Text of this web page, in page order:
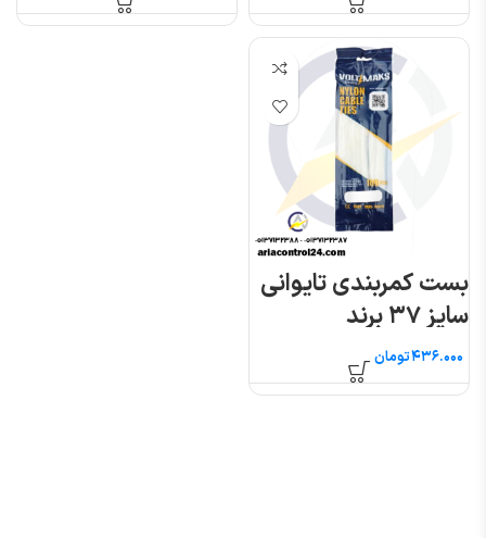
بست کمربندی تایوانی
سایز ۳۷ برند
VOLTIMAKS
تومان